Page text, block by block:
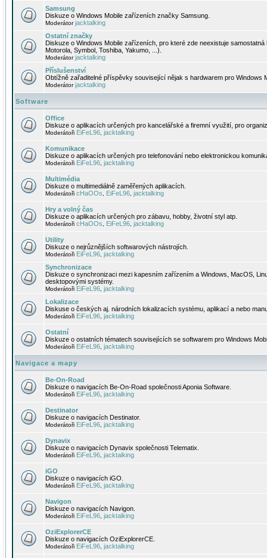
Samsung
Diskuze o Windows Mobile zařízeních značky Samsung.
Moderátorjacktalking
Ostatní značky
Diskuze o Windows Mobile zařízeních, pro které zde neexistuje
Motorola, Symbol, Toshiba, Yakumo, ...).
Moderátorjacktalking
Příslušenství
Obtížně zařaditelné příspěvky související nějak s hardwarem pro Windows
Moderátorjacktalking
Software
Office
Diskuze o aplikacích určených pro kancelářské a firemní využití, pro
Moderátoři EiFeL96 jacktalking
Komunikace
Diskuze o aplikacích určených pro telefonování nebo elektronickou
Moderátoři EiFeL96 jacktalking
Multimédia
Diskuze o multimediálně zaměřených aplikacích.
Moderátoři cHaOOs EiFeL96 jacktalking
Hry a volný čas
Diskuze o aplikacích určených pro zábavu, hobby, životní styl atp.
Moderátoři cHaOOs EiFeL96 jacktalking
Utility
Diskuze o nejrůznějších softwarových nástrojích.
Moderátoři EiFeL96 jacktalking
Synchronizace
Diskuze o synchronizaci mezi kapesním zařízením a Windows, MacOS,
desktopovými systémy.
Moderátoři EiFeL96 jacktalking
Lokalizace
Diskuse o českých aj. národních lokalizacích systému, aplikací a nebo
Moderátoři EiFeL96 jacktalking
Ostatní
Diskuze o ostatních tématech souvisejících se softwarem pro Windows
Moderátoři EiFeL96 jacktalking
Navigace a mapy
Be-On-Road
Diskuze o navigacích Be-On-Road společnosti Aponia Software.
Moderátoři EiFeL96 jacktalking
Destinator
Diskuze o navigacích Destinator.
Moderátoři EiFeL96 jacktalking
Dynavix
Diskuze o navigacích Dynavix společnosti Telematix.
Moderátoři EiFeL96 jacktalking
iGO
Diskuze o navigacích iGO.
Moderátoři EiFeL96 jacktalking
Navigon
Diskuze o navigacích Navigon.
Moderátoři EiFeL96 jacktalking
OziExplorerCE
Diskuze o navigacích OziExplorerCE.
Moderátoři EiFeL96 jacktalking